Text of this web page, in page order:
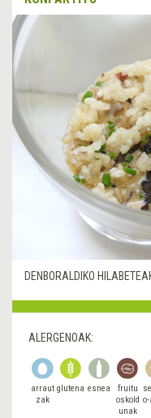
DENBORALDIKO
ALERGENOAK:
arraut
zak
glutena esnea
fruitu
oskold
unak